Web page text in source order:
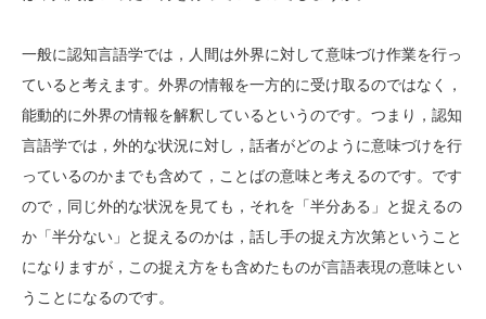
一般に認知言語学では，人間は外界に対して意味づけ作業を行っ
ていると考えます。外界の情報を一方的に受け取るのではなく，
能動的に外界の情報を解釈しているというのです。つまり，認知
言語学では，外的な状況に対し，話者がどのように意味づけを行
っているのかまでも含めて，ことばの意味と考えるのです。です
ので，同じ外的な状況を見ても，それを「半分ある」と捉えるの
か「半分ない」と捉えるのかは，話し手の捉え方次第ということ
になりますが，この捉え方をも含めたものが言語表現の意味とい
うことになるのです。